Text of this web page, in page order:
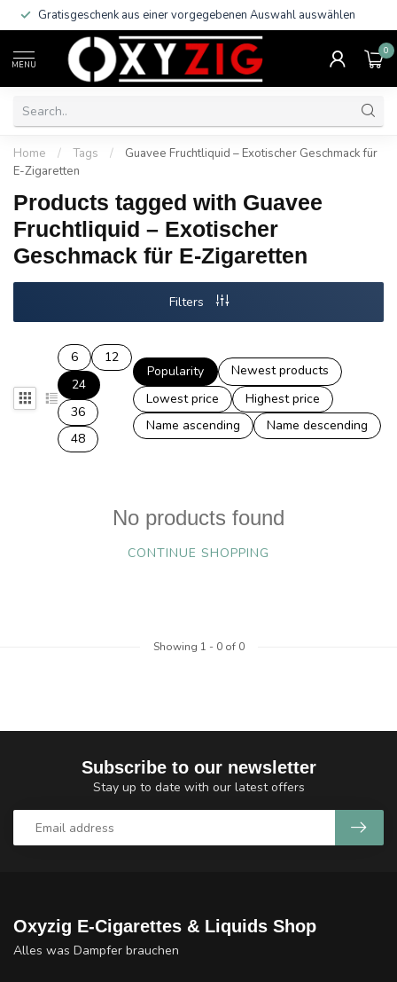
Gratisgeschenk aus einer vorgegebenen Auswahl auswählen
MENU
0
Home / Tags /
Guavee Fruchtliquid – Exotischer Geschmack für
E-Zigaretten
Products tagged with Guavee
Fruchtliquid – Exotischer
Geschmack für E-Zigaretten
Filters
6
12
24
36
48
Popularity
Newest products
Lowest price
Highest price
Name ascending
Name descending
No products found
CONTINUE SHOPPING
Showing 1 - 0of 0
Subscribe to our newsletter
Stay up to date with our latest offers
Oxyzig E-Cigarettes & Liquids Shop
Alles was Dampfer brauchen